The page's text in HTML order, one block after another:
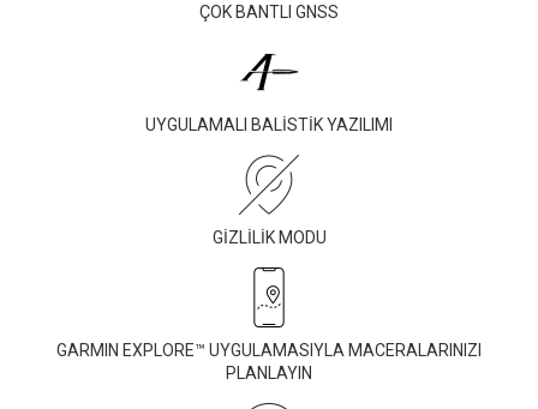
ÇOK BANTLI GNSS
UYGULAMALI BALİSTİK YAZILIMI
GİZLİLİK MODU
GARMIN EXPLORE™ UYGULAMASIYLA MACERALARINIZI
PLANLAYIN